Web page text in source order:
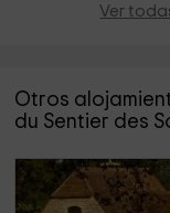
Ver
Otros
du Sentier des